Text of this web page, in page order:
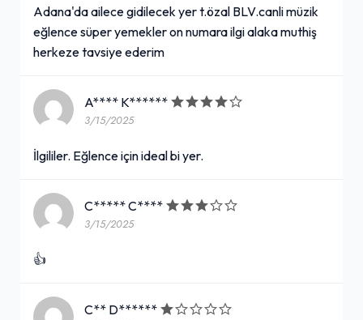
Adana'da ailece gidilecek yer t.özal BLV.canli müzik
eğlence süper yemekler on numara ilgi alaka muthiş
herkeze tavsiye ederim
A**** K******
3/15/2025
İlgililer. Eğlence için ideal bi yer.
C***** C****
3/15/2025
👍
C** D******